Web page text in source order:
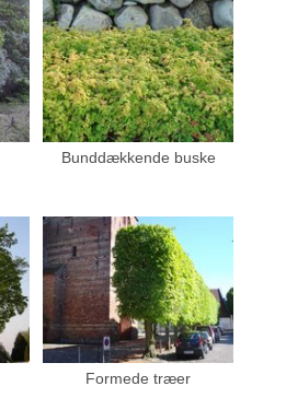
Bunddækkende buske
Formede træer